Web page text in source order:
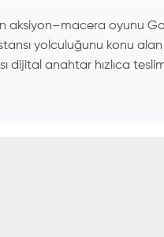
aksiyon–macera oyunu
yolculuğunu konu
dijital anahtar hızlıca